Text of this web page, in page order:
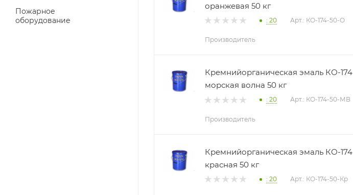
Пожарное
оборудование
оранжевая 50 кг
: 20 Арт.: КО-174-50-О
Производитель
Кремнийорганическая эмаль КО-174
морская волна 50 кг
: 20 Арт.: КО-174-50-МВ
Производитель
Кремнийорганическая эмаль КО-174
красная 50 кг
: 20 Арт.: КО-174-50-Кр